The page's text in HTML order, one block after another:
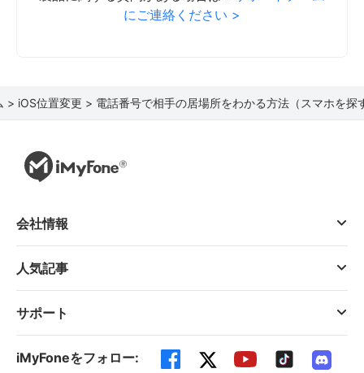
にご連絡ください >
> iOS位置変更 > 電話番号で相手の居場所をわかる方法（スマホを探
会社情報
人気記事
サポート
iMyFoneをフォロー: